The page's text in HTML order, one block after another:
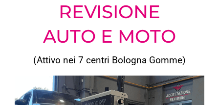
REVISIONE
AUTO E MOTO
(Attivo nei 7 centri Bologna Gomme)